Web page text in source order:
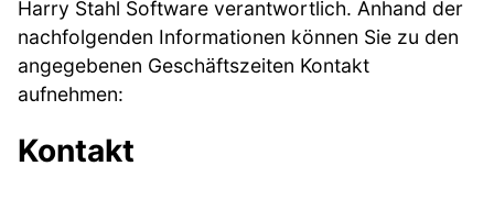
Harry Stahl Software verantwortlich. Anhand der
nachfolgenden Informationen können Sie zu den
angegebenen Geschäftszeiten Kontakt
aufnehmen:
Kontakt